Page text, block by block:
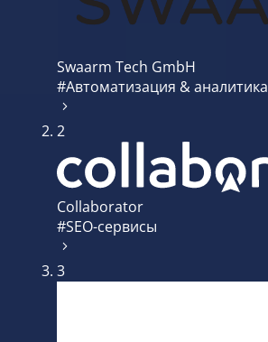
Swaarm Tech GmbH
#Автоматизация & аналитика
2
Collaborator
#SEO-сервисы
3